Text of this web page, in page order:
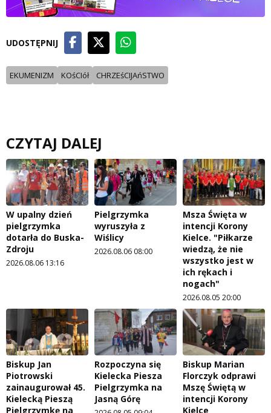
UDOSTĘPNIJ
EKUMENIZM KOśCIół CHRZEśCIJAńSTWO
CZYTAJ DALEJ
W upalny dzień
pielgrzymka
dotarła do Buska-
Zdroju
2026.08.06 13:16
Pielgrzymka
wyruszyła z
Wiślicy
2026.08.06 08:00
Msza Święta w
intencji Korony
Kielce. "Piłkarze
wiedzą, że nie
wszystko jest w
ich rękach i
nogach"
2026.08.05 20:00
Biskup Jan
Piotrowski
zainaugurował 45.
Kielecką Pieszą
Pielgrzymkę na
Rozpoczyna się
Kielecka Piesza
Pielgrzymka na
Jasną Górę
Biskup Marian
Florczyk odprawi
Mszę Świętą w
intencji Korony
Kielce